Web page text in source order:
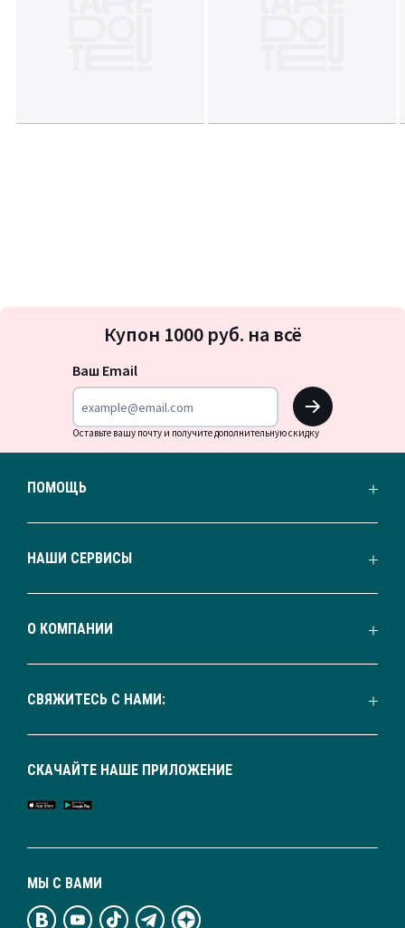
на
Купон 1000 руб. на всё
Ваш Email
OK
Оставьте вашу почту и получите дополнительную скидку
ПОМОЩЬ
НАШИ СЕРВИСЫ
О КОМПАНИИ
СВЯЖИТЕСЬ С НАМИ:
МЫ С ВАМИ
СКАЧАЙТЕ НАШЕ ПРИЛОЖЕНИЕ